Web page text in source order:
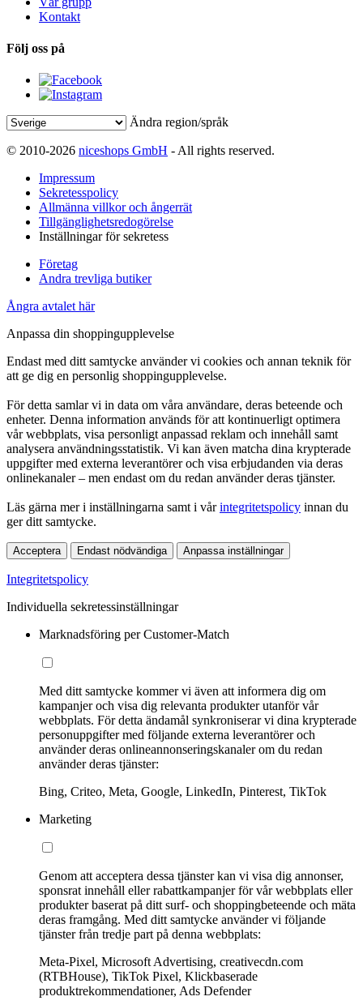
Kontakt
Följ oss på
Ändra region/språk
© 2010-2026 niceshops GmbH - All rights reserved.
Impressum
Sekretesspolicy
Allmänna villkor och ångerrät
Tillgänglighetsredogörelse
Inställningar för sekretess
Företag
Andra trevliga butiker
Ångra avtalet här
Anpassa din shoppingupplevelse
Endast med ditt samtycke använder vi cookies och annan teknik för
att ge dig en personlig shoppingupplevelse.
För detta samlar vi in data om våra användare, deras beteende och
enheter. Denna information används för att kontinuerligt optimera
vår webbplats, visa personligt anpassad reklam och innehåll samt
analysera användningsstatistik. Vi kan även matcha dina krypterade
uppgifter med externa leverantörer och visa erbjudanden via deras
onlinekanaler – men endast om du redan använder deras tjänster.
Läs gärna mer i inställningarna samt i vårintegritetspolicy innan du
ger ditt samtycke.
Acceptera Endast nödvändiga Anpassa inställningar
Integritetspolicy
Individuella sekretessinställningar
Marknadsföring per Customer-Match
Med ditt samtycke kommer vi även att informera dig om
kampanjer och visa dig relevanta produkter utanför vår
webbplats. För detta ändamål synkroniserar vi dina krypterade
personuppgifter med följande externa leverantörer och
använder deras onlineannonseringskanaler om du redan
använder deras tjänster:
Bing, Criteo, Meta, Google, LinkedIn, Pinterest, TikTok
Marketing
Genom att acceptera dessa tjänster kan vi visa dig annonser,
sponsrat innehåll eller rabattkampanjer för vår webbplats eller
produkter baserat på ditt surf- och shoppingbeteende och mäta
deras framgång. Med ditt samtycke använder vi följande
tjänster från tredje part på denna webbplats:
Meta-Pixel, Microsoft Advertising, creativecdn.com
(RTBHouse), TikTok Pixel, Klickbaserade
produktrekommendationer, Ads Defender